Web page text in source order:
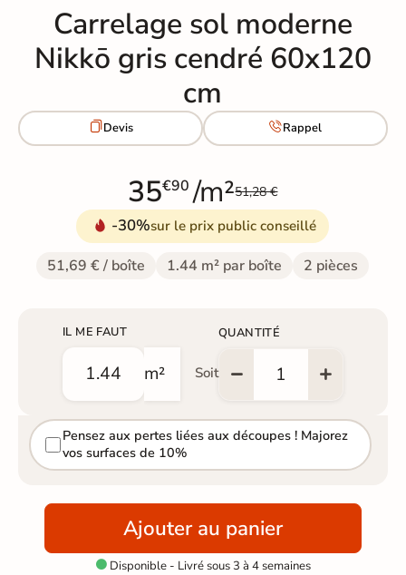
Carrelage sol moderne
Nikkō gris cendré 60x120
cm
Devis Rappel
35€90 /m²51,28 €
-30%sur le prix public conseillé
51,69 € / boîte 1.44 m² par boîte 2 pièces
IL ME FAUT
m² Soit
QUANTITÉ
Pensez aux pertes liées aux découpes ! Majorez
vos surfaces de 10%
Ajouter au panier
Disponible - Livré sous 3 à 4 semaines